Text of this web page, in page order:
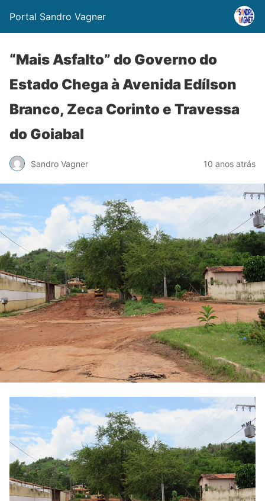
Portal Sandro Vagner
“Mais Asfalto” do Governo do
Estado Chega à Avenida Edílson
Branco, Zeca Corinto e Travessa
do Goiabal
Sandro Vagner 10 anos atrás